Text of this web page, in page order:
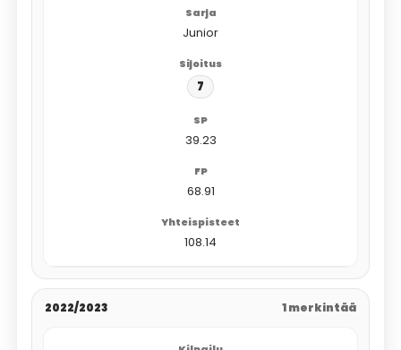
Junior
7
39.23
68.91
108.14
2022/2023 1 merkintää